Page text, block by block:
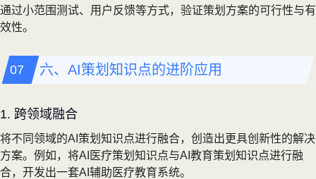
通过小范围测试、用户反馈等方式，验证策划方案的可行性与有
效性。
六、AI策划知识点的进阶应用
1. 跨领域融合
将不同领域的AI策划知识点进行融合，创造出更具创新性的解决
方案。例如，将AI医疗策划知识点与AI教育策划知识点进行融
合，开发出一套AI辅助医疗教育系统。